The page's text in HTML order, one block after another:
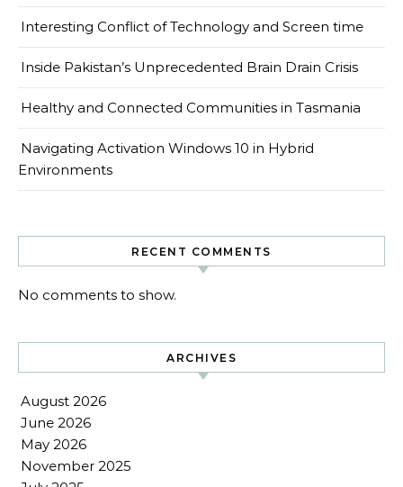
Interesting Conflict of Technology and Screen time
Inside Pakistan’s Unprecedented Brain Drain Crisis
Healthy and Connected Communities in Tasmania
Navigating Activation Windows 10 in Hybrid
Environments
RECENT COMMENTS
No comments to show.
ARCHIVES
August 2026
June 2026
May 2026
November 2025